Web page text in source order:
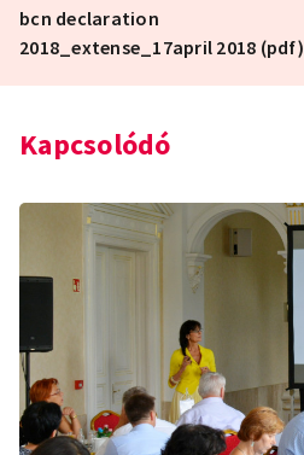
bcn declaration
2018_extense_17april 2018 (pdf)
Kapcsolódó